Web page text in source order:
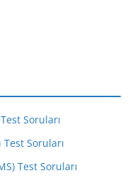
Soruları
Test Soruları
Test Soruları